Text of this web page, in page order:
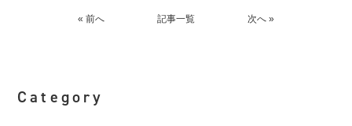
« 前へ 記事一覧 次へ »
Category